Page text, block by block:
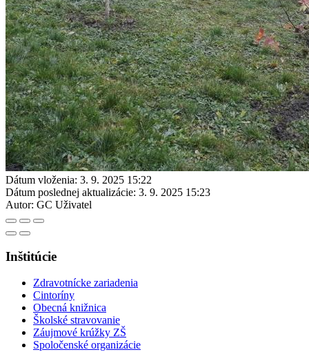
Dátum vloženia: 3. 9. 2025 15:22
Dátum poslednej aktualizácie: 3. 9. 2025 15:23
Autor: GC Uživatel
Inštitúcie
Zdravotnícke zariadenia
Cintoríny
Obecná knižnica
Školské stravovanie
Záujmové krúžky ZŠ
Spoločenské organizácie